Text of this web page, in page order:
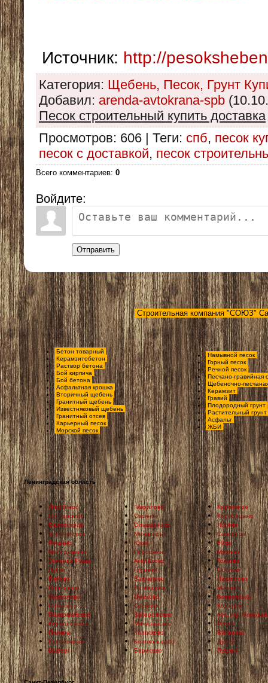
Источник: http://
Категория: Щебень, Песок, Грунт
Добавил: arenda-avtokrana-spb
Песок строительный купить доставка
Просмотров: 606 | Теги: спб, песок
песок с доставкой, песок
Всего комментариев: 0
Войдите:
Отправить
Строительная компания "СОЮЗ"
Бетон товарный
Керамзитобетон
Раствор бетона
Бой кирпича
Бой бетона
Асфальтная крошка
Вторичный щебень
Гранитный щебень
Известняковый щебень
Гранитный отсев
Карьерный песок
Морской песок
Намывной песок
Горный песок
Речной песок
Песчано-гравийная
Щебеночно-
Керамзит
Гравий
Плодородный грунт
Растительный грунт
Асфальт
ЖБИ
Ленинградская область
Лисий нос
Сестрорецк
Белоостров
Зеленогорск
Рощино
Молодежное
Зеленая Роща
Дубки
Рябово
Парголово
Сертолово
Симагино
Первомайское
Кирилловское
Поляны
Канельярви
Выборг
Гаврилово
Овсяное
Ольшанники
Мендсары
Юкки
Порошкино
Агалатово
Грузино
Васкелово
Лемболово
Орехово
Сосново
Запорожское
Мичуринское
Колосково
Колокольцево
Борисово
Кирпичное
Коробицыно
Лосево
Саперное
69км
Мурино
Токсово
Осельки
Лесколово
Матокса
Всеволожск
Колтуши
пос. им.
Рахья
Ваганово
Дунай
Пушкин